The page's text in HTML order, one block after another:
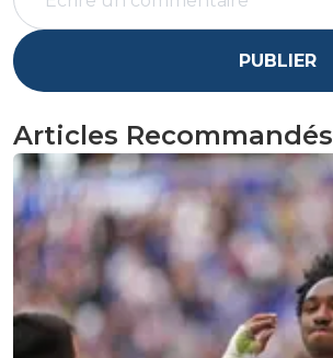
PUBLIER
Articles Recommandés